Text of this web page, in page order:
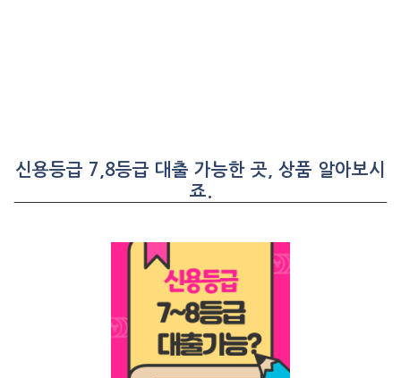
신용등급 7,8등급 대출 가능한 곳, 상품 알아보시
죠.